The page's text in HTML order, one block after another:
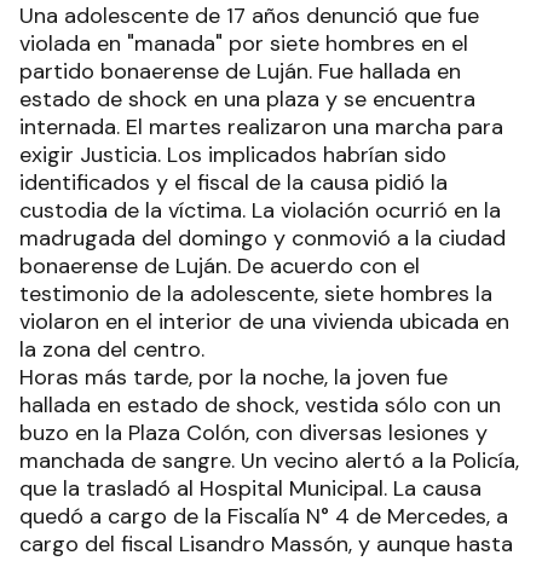
Una adolescente de 17 años denunció que fue
violada en "manada" por siete hombres en el
partido bonaerense de Luján. Fue hallada en
estado de shock en una plaza y se encuentra
internada. El martes realizaron una marcha para
exigir Justicia. Los implicados habrían sido
identificados y el fiscal de la causa pidió la
custodia de la víctima. La violación ocurrió en la
madrugada del domingo y conmovió a la ciudad
bonaerense de Luján. De acuerdo con el
testimonio de la adolescente, siete hombres la
violaron en el interior de una vivienda ubicada en
la zona del centro.
Horas más tarde, por la noche, la joven fue
hallada en estado de shock, vestida sólo con un
buzo en la Plaza Colón, con diversas lesiones y
manchada de sangre. Un vecino alertó a la Policía,
que la trasladó al Hospital Municipal. La causa
quedó a cargo de la Fiscalía N° 4 de Mercedes, a
cargo del fiscal Lisandro Massón, y aunque hasta